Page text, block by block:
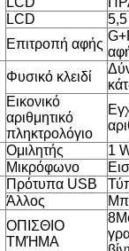
LCD
5,5
Επιτροπή αφής
Φυσικό κλειδί
Εικονικό
αριθμητικό
πληκτρολόγιο
Ομιλητής
1
Μικρόφωνο
Πρότυπα USB
Άλλος
ΟΠΙΣΘΙΟ
ΤΜΉΜΑ